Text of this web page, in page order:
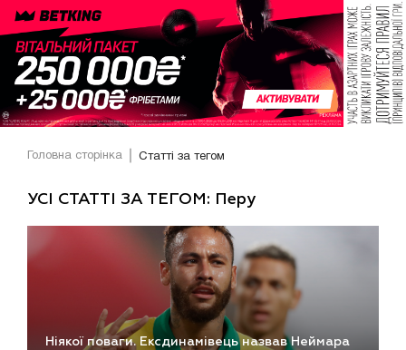
Головна сторінка Статті за тегом
УСІ СТАТТІ ЗА ТЕГОМ: Перу
Ніякої поваги. Ексдинамівець назвав Неймара